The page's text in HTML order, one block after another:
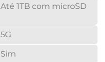
Até 1TB com microSD
5G
Sim